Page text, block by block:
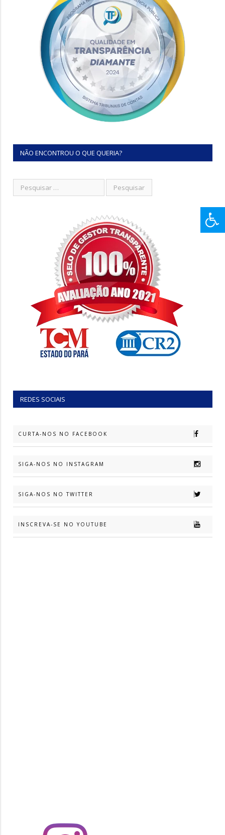
NÃO ENCONTROU O QUE QUERIA?
REDES SOCIAIS
CURTA-NOS NO FACEBOOK
SIGA-NOS NO INSTAGRAM
SIGA-NOS NO TWITTER
INSCREVA-SE NO YOUTUBE